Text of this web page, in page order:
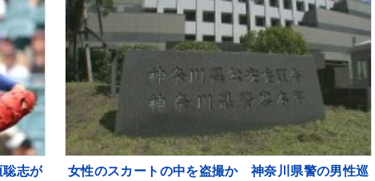
聡志が
女性のスカートの中を盗撮か 神奈川県警の男性巡